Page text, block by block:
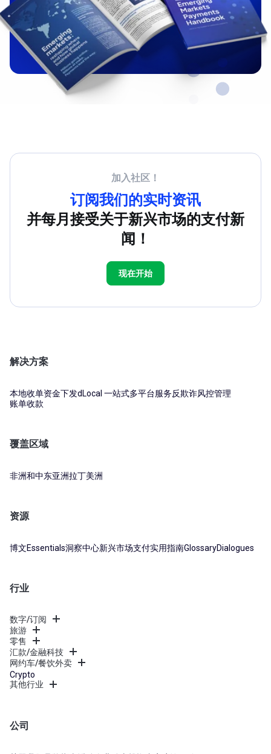
加入社区！
订阅我们的实时资讯
并每月接受关于新兴市场的支付新
闻！
现在开始
解决方案
本地收单资金下发dLocal 一站式多平台服务反欺诈风控管理
账单收款
覆盖区域
非洲和中东亚洲拉丁美洲
资源
博文Essentials洞察中心新兴市场支付实用指南GlossaryDialogues
行业
数字/订阅
旅游
零售
汇款/金融科技
网约车/餐饮外卖
Crypto
其他行业
公司